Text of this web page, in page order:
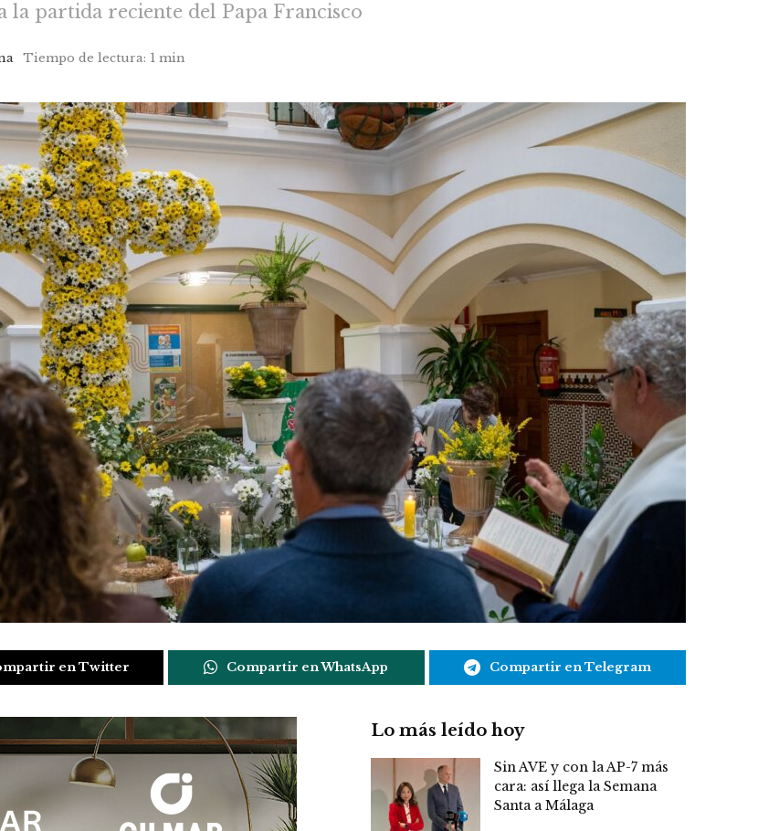
la partida reciente del Papa Francisco
Tiempo de lectura: 1 min
en Twitter Compartir en WhatsApp Compartir en Telegram
Lo más leído hoy
Sin AVE y con la AP-7 más
cara: así llega la Semana
Santa a Málaga